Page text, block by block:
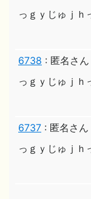
っｇｙじゅｊｈ
6738 : 匿名さん
っｇｙじゅｊｈ
6737 : 匿名さん
っｇｙじゅｊｈ